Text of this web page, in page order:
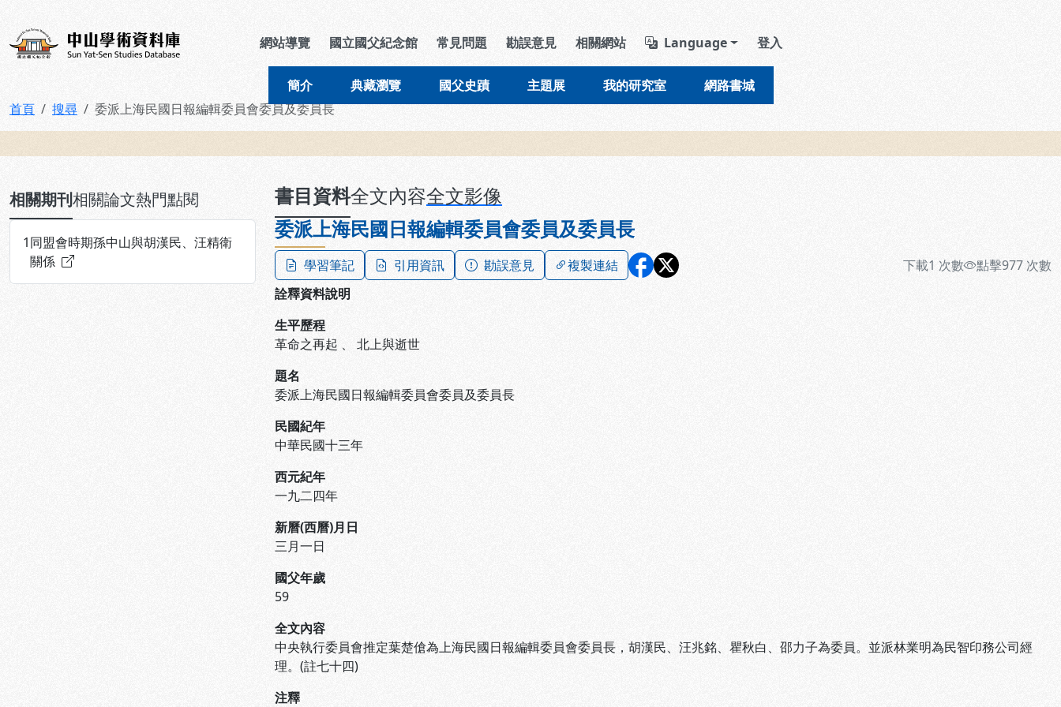
中山學術資料庫 導覽列區塊
網站導覽 國立國父紀念館 常見問題 勘誤意見 相關網站 Language 登入
簡介 典藏瀏覽 國父史蹟 主題展 我的研究室 網路書城
首頁 搜尋 委派上海民國日報編輯委員會委員及委員長
相關期刊相關論文熱門點閱
1同盟會時期孫中山與胡漢民、汪精衛
關係
書目資料全文內容全文影像
委派上海民國日報編輯委員會委員及委員長
學習筆記 引用資訊 勘誤意見 複製連結 下載1 次數 點擊977 次數
詮釋資料說明
生平歷程
革命之再起 、 北上與逝世
題名
委派上海民國日報編輯委員會委員及委員長
民國紀年
中華民國十三年
西元紀年
一九二四年
新曆(西曆)月日
三月一日
國父年歲
59
全文內容
中央執行委員會推定葉楚傖為上海民國日報編輯委員會委員長，胡漢民、汪兆銘、瞿秋白、邵力子為委員。並派林業明為民智印務公司經
理。(註七十四)
注釋